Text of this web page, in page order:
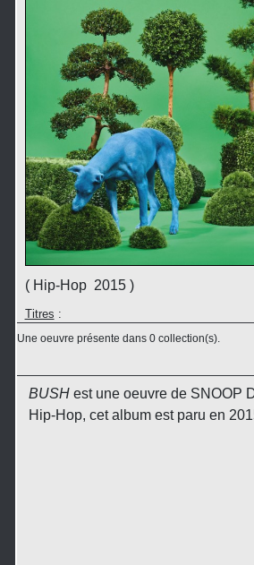
( Hip-Hop 2015 )
Titres :
Une oeuvre présente dans 0 collection(s).
BUSHest une oeuvre de SNOOP
Hip-Hop, cet album est paru en